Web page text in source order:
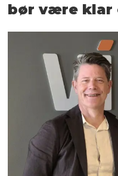
bør være klar